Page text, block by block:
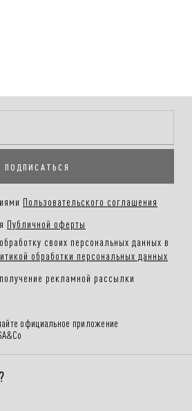
ПОДПИСАТЬСЯ
Пользовательского соглашения
Публичной оферты
своих персональных данных в
обработки персональных данных
рекламной рассылки
официальное приложение